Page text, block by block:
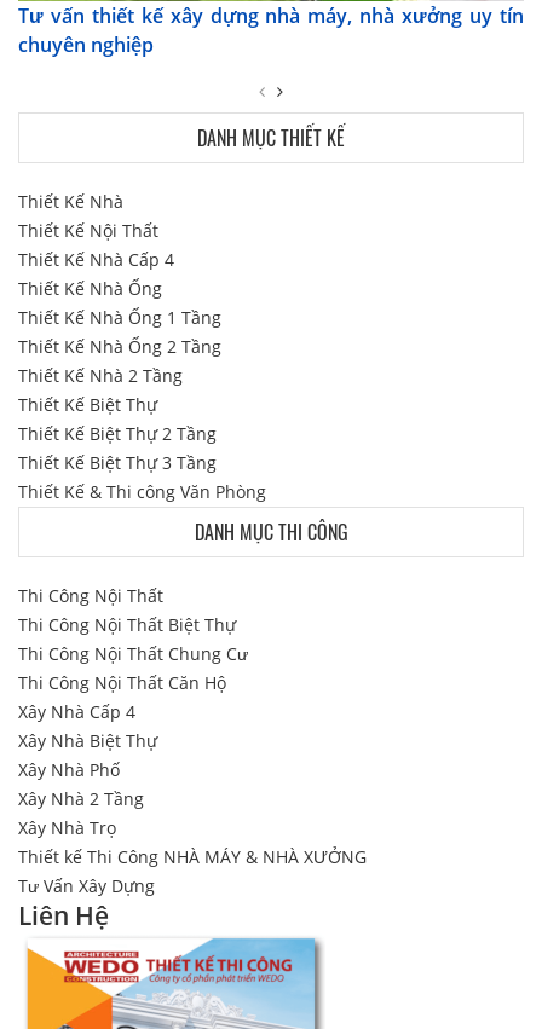
Tư vấn thiết kế xây dựng nhà máy, nhà xưởng uy tín
chuyên nghiệp
DANH MỤC THIẾT KẾ
Thiết Kế Nhà
Thiết Kế Nội Thất
Thiết Kế Nhà Cấp 4
Thiết Kế Nhà Ống
Thiết Kế Nhà Ống 1 Tầng
Thiết Kế Nhà Ống 2 Tầng
Thiết Kế Nhà 2 Tầng
Thiết Kế Biệt Thự
Thiết Kế Biệt Thự 2 Tầng
Thiết Kế Biệt Thự 3 Tầng
Thiết Kế & Thi công Văn Phòng
DANH MỤC THI CÔNG
Thi Công Nội Thất
Thi Công Nội Thất Biệt Thự
Thi Công Nội Thất Chung Cư
Thi Công Nội Thất Căn Hộ
Xây Nhà Cấp 4
Xây Nhà Biệt Thự
Xây Nhà Phố
Xây Nhà 2 Tầng
Xây Nhà Trọ
Thiết kế Thi Công NHÀ MÁY & NHÀ XƯỞNG
Tư Vấn Xây Dựng
Liên Hệ